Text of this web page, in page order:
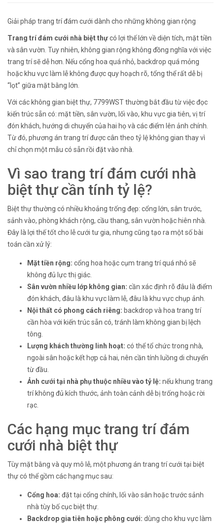
Giải pháp trang trí đám cưới dành cho những không gian rộng
Trang trí đám cưới nhà biệt thựcó lợi thế lớn về diện tích, mặt tiền
và sân vườn. Tuy nhiên, không gian rộng không đồng nghĩa với việc
trang trí sẽ dễ hơn. Nếu cổng hoa quá nhỏ, backdrop quá mỏng
hoặc khu vực làm lễ không được quy hoạch rõ, tổng thể rất dễ bị
“lọt” giữa mặt bằng lớn.
Với các không gian biệt thự, 7799WST thường bắt đầu từ việc đọc
kiến trúc sẵn có: mặt tiền, sân vườn, lối vào, khu vực gia tiên, vị trí
đón khách, hướng di chuyển của hai họ và các điểm lên ảnh chính.
Từ đó, phương án trang trí được cân theo tỷ lệ không gian thay vì
chỉ chọn một mẫu có sẵn rồi đặt vào nhà.
Vì sao trang trí đám cưới nhà
biệt thự cần tính tỷ lệ?
Biệt thự thường có nhiều khoảng trống đẹp: cổng lớn, sân trước,
sảnh vào, phòng khách rộng, cầu thang, sân vườn hoặc hiên nhà.
Đây là lợi thế tốt cho lễ cưới tư gia, nhưng cũng tạo ra một số bài
toán cần xử lý:
Mặt tiền rộng: cổng hoa hoặc cụm trang trí quá nhỏ sẽ
không đủ lực thị giác.
Sân vườn nhiều lớp không gian: cần xác định rõ đâu là điểm
đón khách, đâu là khu vực làm lễ, đâu là khu vực chụp ảnh.
Nội thất có phong cách riêng: backdrop và hoa trang trí
cần hòa với kiến trúc sẵn có, tránh làm không gian bị lệch
tông.
Lượng khách thường linh hoạt: có thể tổ chức trong nhà,
ngoài sân hoặc kết hợp cả hai, nên cần tính luồng di chuyển
từ đầu.
Ảnh cưới tại nhà phụ thuộc nhiều vào tỷ lệ: nếu khung trang
trí không đủ kích thước, ảnh toàn cảnh dễ bị trống hoặc rời
rạc.
Các hạng mục trang trí đám
cưới nhà biệt thự
Tùy mặt bằng và quy mô lễ, một phương án trang trí cưới tại biệt
thự có thể gồm các hạng mục sau:
Cổng hoa: đặt tại cổng chính, lối vào sân hoặc trước sảnh
nhà tùy bố cục biệt thự.
Backdrop gia tiên hoặc phông cưới: dùng cho khu vực làm